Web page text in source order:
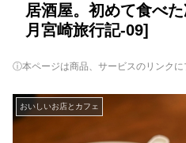
居酒屋。初めて食べ
月宮崎旅行記-09]
ⓘ本ページは商品、サービスのリンク
おいしいお店とカフェ